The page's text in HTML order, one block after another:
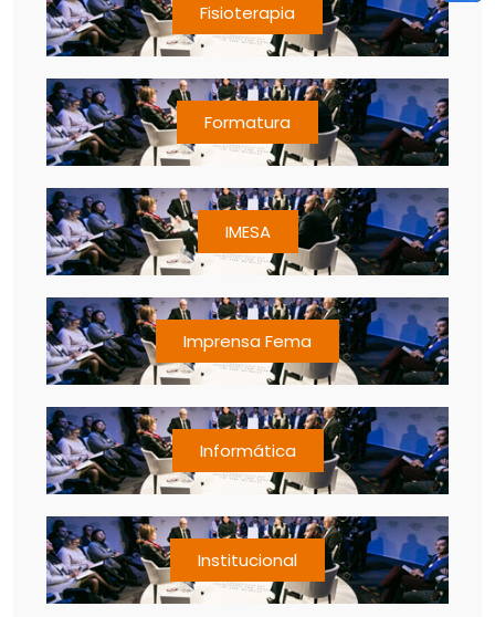
Fisioterapia
Formatura
IMESA
Imprensa Fema
Informática
Institucional